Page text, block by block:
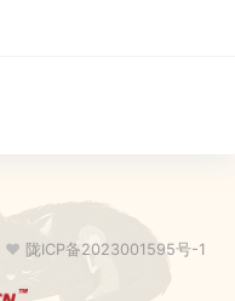
♥ 陇ICP备2023001595号-1